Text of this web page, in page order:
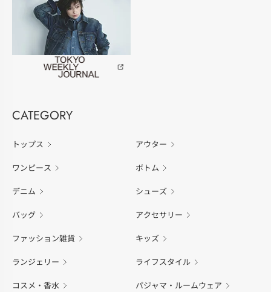
CATEGORY
トップス アウター
ワンピース ボトム
デニム シューズ
バッグ アクセサリー
ファッション雑貨 キッズ
ランジェリー ライフスタイル
コスメ・香水 パジャマ・ルームウェア